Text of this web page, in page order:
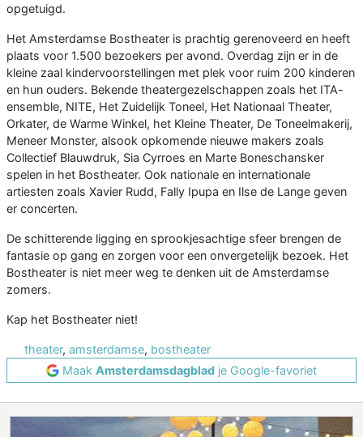
opgetuigd.
Het Amsterdamse Bostheater is prachtig gerenoveerd en heeft
plaats voor 1.500 bezoekers per avond. Overdag zijn er in de
kleine zaal kindervoorstellingen met plek voor ruim 200 kinderen
en hun ouders. Bekende theatergezelschappen zoals het ITA-
ensemble, NITE, Het Zuidelijk Toneel, Het Nationaal Theater,
Orkater, de Warme Winkel, het Kleine Theater, De Toneelmakerij,
Meneer Monster, alsook opkomende nieuwe makers zoals
Collectief Blauwdruk, Sia Cyrroes en Marte Boneschansker
spelen in het Bostheater. Ook nationale en internationale
artiesten zoals Xavier Rudd, Fally Ipupa en Ilse de Lange geven
er concerten.
De schitterende ligging en sprookjesachtige sfeer brengen de
fantasie op gang en zorgen voor een onvergetelijk bezoek. Het
Bostheater is niet meer weg te denken uit de Amsterdamse
zomers.
Kap het Bostheater niet!
theater, amsterdamse, bostheater
Maak Amsterdamsdagblad je Google-favoriet